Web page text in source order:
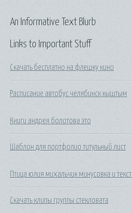
Links to Important Stuff
Скачать бесплатно на флешку кино
Расписание автобус челябинск кыштым
Книги андрея болотова это
Шаблон для портфолио титульный лист
Птица юлия михальчик минусовка и
Скачать клипы группы стекловата
An Informative Text Blurb